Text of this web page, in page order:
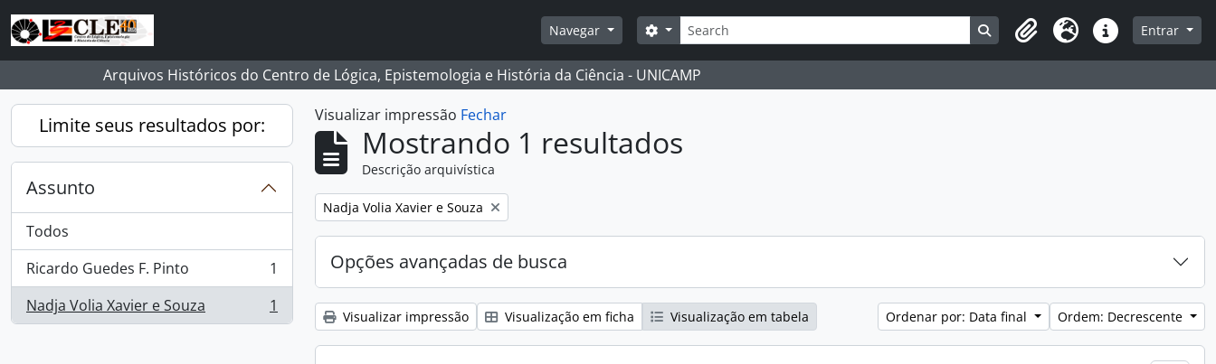
Skip to main content
Navegar
Buscar
Opções de busca Busque na página de navegação
Clipboard
Idioma Atalhos Entrar
Arquivos Históricos do Centro de Lógica, Epistemologia e História da Ciência - UNICAMP
Limite seus resultados por:
Assunto
Todos
Ricardo Guedes F. Pinto
, 1 resultados
1
Nadja Volia Xavier e Souza
, 1 resultados 1
Visualizar impressão Fechar
Mostrando 1 resultados
Descrição arquivística
Remover filtro:
Nadja Volia Xavier e Souza
Opções avançadas de busca
Visualizar impressão Visualização em ficha Visualização em tabela Ordenar por: Data final Ordem: Decrescente